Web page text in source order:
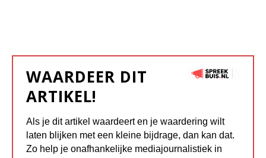
WAARDEER DIT
ARTIKEL!
Als je dit artikel waardeert en je waardering wilt
laten blijken met een kleine bijdrage, dan kan dat.
Zo help je onafhankelijke mediajournalistiek in